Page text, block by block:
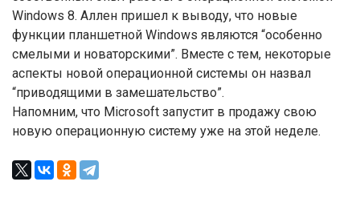
Windows 8. Аллен пришел к выводу, что новые
функции планшетной Windows являются “особенно
смелыми и новаторскими”. Вместе с тем, некоторые
аспекты новой операционной системы он назвал
“приводящими в замешательство”.
Напомним, что Microsoft запустит в продажу свою
новую операционную систему уже на этой неделе.